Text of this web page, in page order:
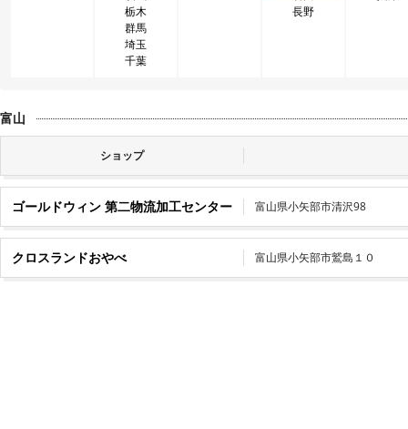
栃木
群馬
埼玉
千葉
長野
富山
ショップ
ゴールドウィン 第二物流加工センター 富山県小矢部市清沢98
クロスランドおやべ 富山県小矢部市鷲島１０